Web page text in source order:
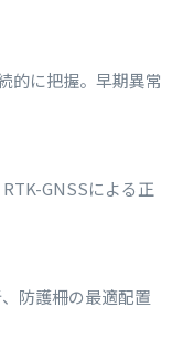
的に把握。早期異常
GNSSによる正
防護柵の最適配置